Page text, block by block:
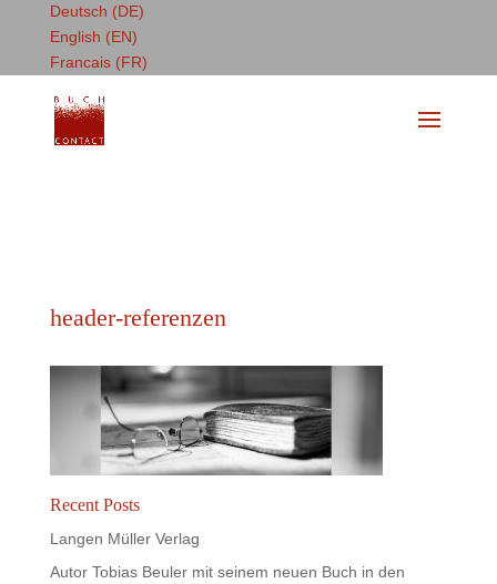
Deutsch (DE)
English (EN)
Francais (FR)
header-referenzen
Recent Posts
Langen Müller Verlag
Autor Tobias Beuler mit seinem neuen Buch in den